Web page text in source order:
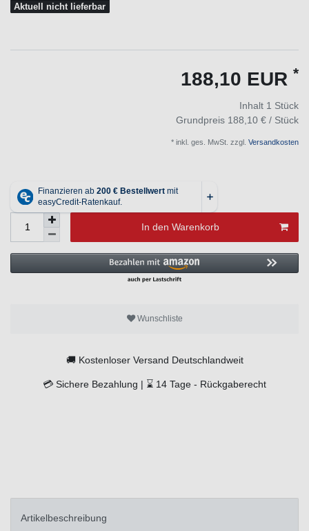
Aktuell nicht lieferbar
188,10 EUR *
Inhalt 1 Stück
Grundpreis 188,10 € / Stück
* inkl. ges. MwSt. zzgl. Versandkosten
In den Warenkorb
Wunschliste
🚚 Kostenloser Versand Deutschlandweit
💳 Sichere Bezahlung | ⌛ 14 Tage - Rückgaberecht
Artikelbeschreibung